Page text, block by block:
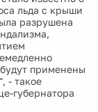
льда с крыши
разрушена
применены
- такое
губернатора